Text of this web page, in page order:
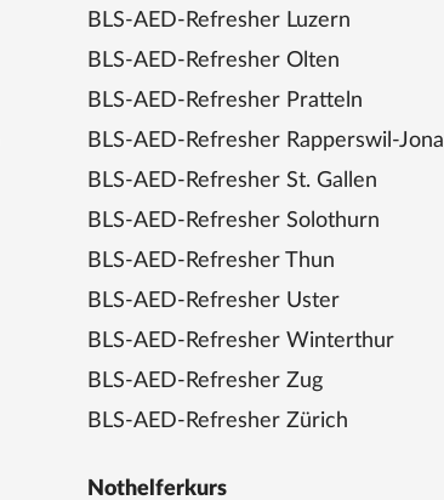
BLS-AED-Refresher Luzern
BLS-AED-Refresher Olten
BLS-AED-Refresher Pratteln
BLS-AED-Refresher Rapperswil-Jona
BLS-AED-Refresher St. Gallen
BLS-AED-Refresher Solothurn
BLS-AED-Refresher Thun
BLS-AED-Refresher Uster
BLS-AED-Refresher Winterthur
BLS-AED-Refresher Zug
BLS-AED-Refresher Zürich
Nothelferkurs